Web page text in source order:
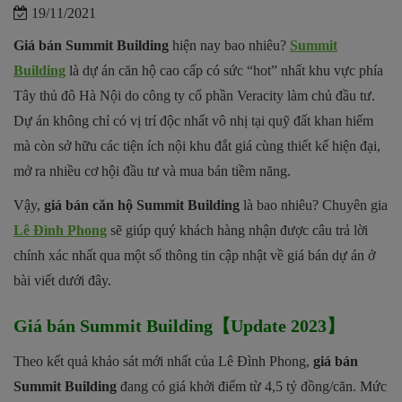
19/11/2021
Giá bán Summit Building hiện nay bao nhiêu? Summit
Building là dự án căn hộ cao cấp có sức “hot” nhất khu vực phía
Tây thủ đô Hà Nội do công ty cổ phần Veracity làm chủ đầu tư.
Dự án không chỉ có vị trí độc nhất vô nhị tại quỹ đất khan hiếm
mà còn sở hữu các tiện ích nội khu đắt giá cùng thiết kế hiện đại,
mở ra nhiều cơ hội đầu tư và mua bán tiềm năng.
Vậy, giá bán căn hộ Summit Building là bao nhiêu? Chuyên gia
Lê Đình Phong sẽ giúp quý khách hàng nhận được câu trả lời
chính xác nhất qua một số thông tin cập nhật về giá bán dự án ở
bài viết dưới đây.
Giá bán Summit Building【Update 2023】
Theo kết quả khảo sát mới nhất của Lê Đình Phong, giá bán
Summit Building đang có giá khởi điểm từ 4,5 tỷ đồng/căn. Mức